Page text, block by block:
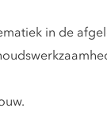
in de